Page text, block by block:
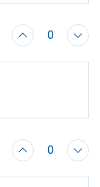
passen, ist
sich, die
mit den
Pimo
Hersteller
0
0